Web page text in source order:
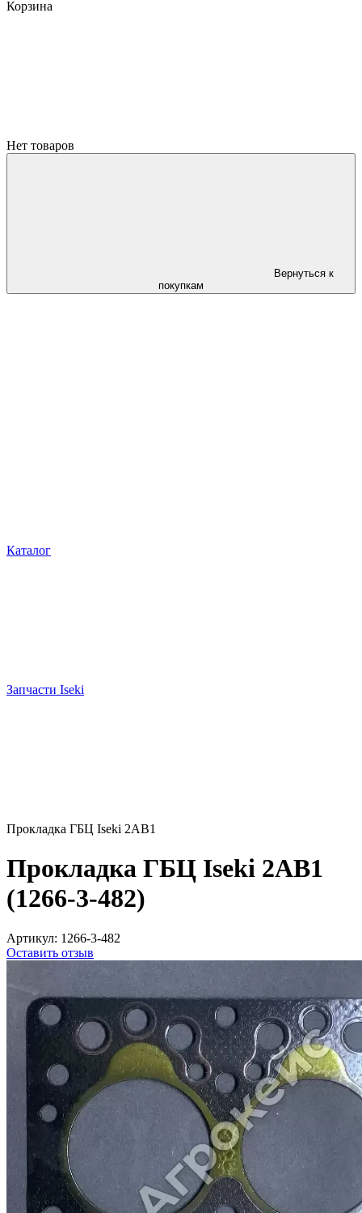
Корзина
Нет товаров
Вернуться к
покупкам
Каталог
Запчасти Iseki
Прокладка ГБЦ Iseki 2AB1
Прокладка ГБЦ Iseki 2AB1
(1266-3-482)
Артикул: 1266-3-482
Оставить отзыв